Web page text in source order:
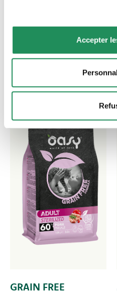
Accepter
Quel est
Découvrez nos
animal de
GRAIN FREE